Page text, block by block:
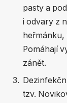
pasty a
i odvary z
Pomáhají
zánět.
tzv.